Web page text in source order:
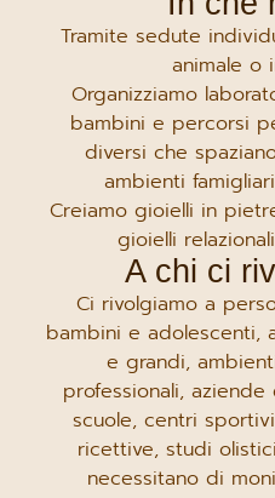
Tramite sedute
animale o
Organizziamo
bambini e percorsi
diversi che
ambienti
Creiamo gioielli in
gioielli
A chi ci
Ci rivolgiamo a
bambini e adolescenti,
e grandi,
professionali,
scuole, centri
ricettive, studi
necessitano di